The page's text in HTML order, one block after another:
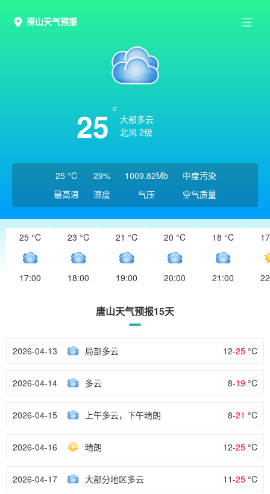
唐山天气预报
25
大部多云
北风 2级
25 °C
最高温
29%
湿度
1009.82Mb
气压
中度污染
空气质量
25 °C
17:00
23 °C
18:00
21 °C
19:00
20 °C
20:00
18 °C
21:00
唐山天气预报15天
2026-04-13 局部多云 12-25 °C
2026-04-14 多云 8-19 °C
2026-04-15 上午多云，下午晴朗 8-21 °C
2026-04-16 晴朗 12-25 °C
2026-04-17 大部分地区多云 11-25 °C